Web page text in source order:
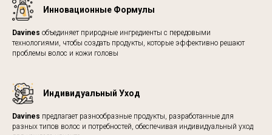
Инновационные Формулы
Davines объединяет природные ингредиенты с передовыми
технологиями, чтобы создать продукты, которые эффективно решают
проблемы волос и кожи головы
Индивидуальный Уход
Davines предлагает разнообразные продукты, разработанные для
разных типов волос и потребностей, обеспечивая индивидуальный уход